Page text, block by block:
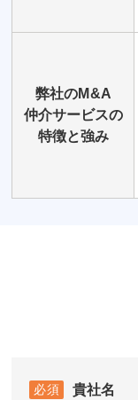
弊社のM&A
仲介サービスの
特徴と強み
貴社名